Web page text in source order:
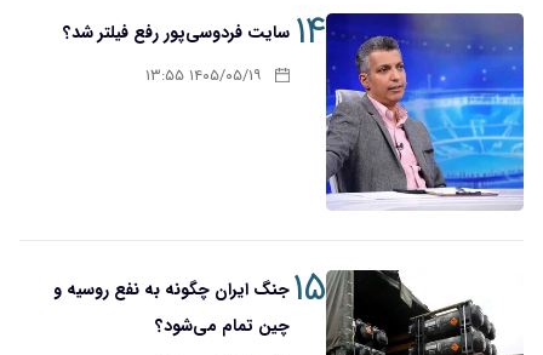
۱۴ سایت فردوسی‌پور رفع فیلتر شد؟
۱۴۰۵/۰۵/۱۹ ۱۳:۵۵
۱۵جنگ ایران چگونه به نفع روسیه و
چین تمام می‌شود؟